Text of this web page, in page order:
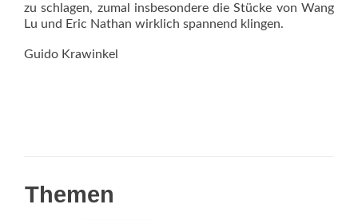
zu schlagen, zumal insbesondere die Stücke von Wang
Lu und Eric Nathan wirklich spannend klingen.
Guido Krawinkel
Themen